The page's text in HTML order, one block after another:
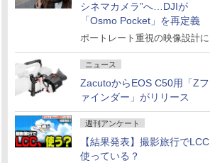
シネマカメラ”へ…DJIが
「Osmo Pocket」を再定義
ポートレート重視の映像設計に
ニュース
ZacutoからEOS C50用「Zフ
ァインダー」がリリース
週刊アンケート
【結果発表】撮影旅行でLCC
使っている？